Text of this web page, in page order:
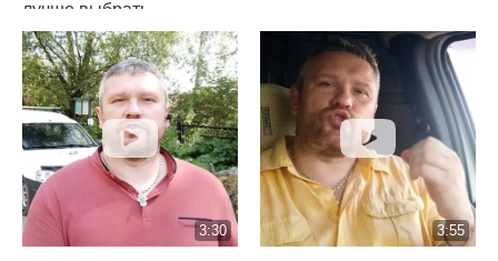
лучше выбрать
на памятник
3:30 3:55